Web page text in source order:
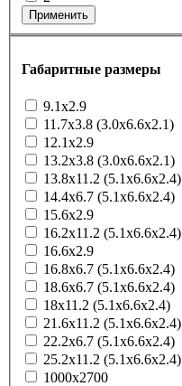
Применить
Габаритные размеры
9.1x2.9
11.7x3.8 (3.0x6.6x2.1)
12.1x2.9
13.2x3.8 (3.0x6.6x2.1)
13.8x11.2 (5.1x6.6x2.4)
14.4x6.7 (5.1x6.6x2.4)
15.6x2.9
16.2x11.2 (5.1x6.6x2.4)
16.6x2.9
16.8x6.7 (5.1x6.6x2.4)
18.6x6.7 (5.1x6.6x2.4)
18x11.2 (5.1x6.6x2.4)
21.6x11.2 (5.1x6.6x2.4)
22.2x6.7 (5.1x6.6x2.4)
25.2x11.2 (5.1x6.6x2.4)
1000x2700